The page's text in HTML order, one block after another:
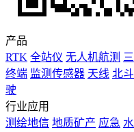
产品
RTK 全站仪 无人机航测
终端 监测传感器 天线 北
驶
行业应用
测绘地信 地质矿产 应急